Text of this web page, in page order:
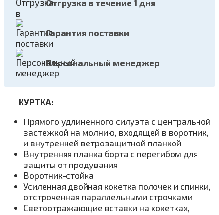
Отгрузка в течение 1 дня
Гарантия поставки
Персональный менеджер
КУРТКА:
Прямого удлиненного силуэта с центральной
застежкой на молнию, входящей в воротник,
и внутренней ветрозащитной планкой
Внутренняя планка борта с перегибом для
защиты от продувания
Воротник-стойка
Усиленная двойная кокетка полочек и спинки,
отстроченная параллельными строчками
Светоотражающие вставки на кокетках,